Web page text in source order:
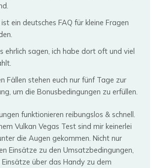
ein deutsches FAQ für kleine Fragen
ehrlich sagen, ich habe dort oft und viel
Fällen stehen euch nur fünf Tage zur
um die Bonusbedingungen zu erfüllen.
funktionieren reibungslos & schnell.
Vulkan Vegas Test sind mir keinerlei
die Augen gekommen. Nicht nur
Einsätze zu den Umsatzbedingungen,
über das Handy zu dem